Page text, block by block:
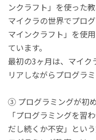
ンクラフト」を使った
マイクラの世界でプロ
マインクラフト」を使
ています。
最初の3ヶ月は、マイク
リアしながらプログラ
③ プログラミングが初
「プログラミングを習
だし続くか不安」とい